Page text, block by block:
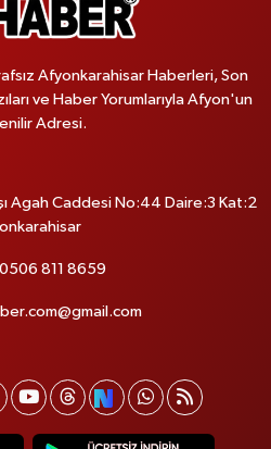
Afyonkarahisar Haberleri, Son
ve Haber Yorumlarıyla Afyon'un
Adresi.
Agah Caddesi No:44 Daire:3 Kat:2
811 8659